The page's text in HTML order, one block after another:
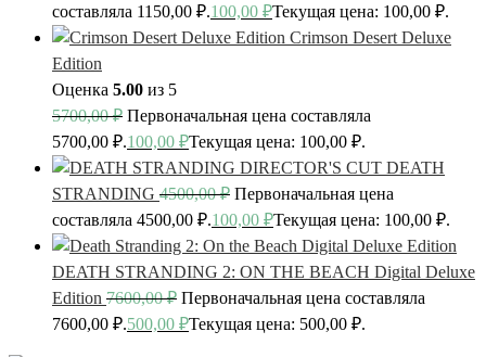
составляла 1150,00 ₽.100,00 ₽Текущая цена: 100,00 ₽.
Crimson Desert Deluxe
Edition
Оценка 5.00 из 5
5700,00₽ Первоначальная цена составляла
5700,00 ₽.100,00 ₽Текущая цена: 100,00 ₽.
DEATH
STRANDING 4500,00₽ Первоначальная цена
составляла 4500,00 ₽.100,00 ₽Текущая цена: 100,00 ₽.
DEATH STRANDING 2: ON THE BEACH Digital Deluxe
Edition 7600,00₽ Первоначальная цена составляла
7600,00 ₽.500,00 ₽Текущая цена: 500,00 ₽.